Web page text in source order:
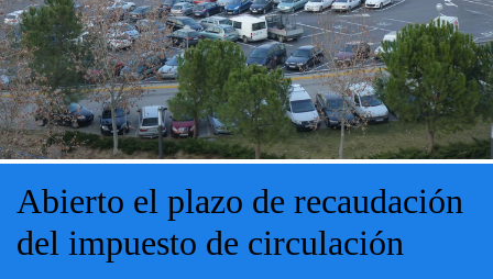
Abierto el plazo de recaudación
del impuesto de circulación